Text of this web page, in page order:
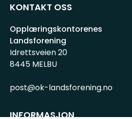
KONTAKT OSS
Opplæringskontorenes
Landsforening
Idrettsveien 20
8445 MELBU
post@ok-landsforening.no
INFORMASJON